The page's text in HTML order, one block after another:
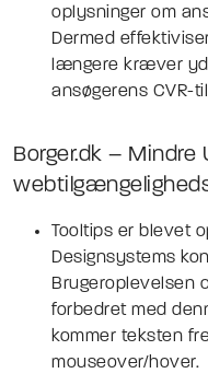
oplysninger om
Dermed
længere kræver
ansøgerens CVR-
Borger.dk –
Tooltips er blevet
Designsystems
Brugeroplevelsen
forbedret med
kommer teksten
mouseover/hover.